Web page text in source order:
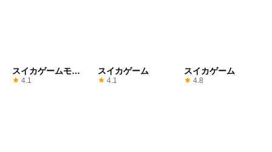
スイカゲームモン
キーランド
4.1
スイカゲーム
4.1
スイカゲーム
4.8